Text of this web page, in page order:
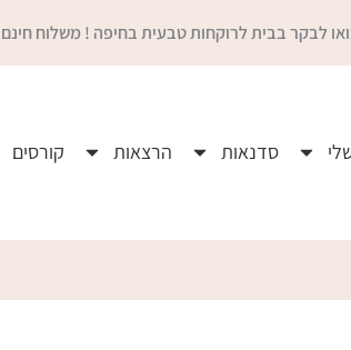
לבקר בבית לרוקחות טבעית בחיפה ! משלוח חינם
סדנאות הרצאות קורסים